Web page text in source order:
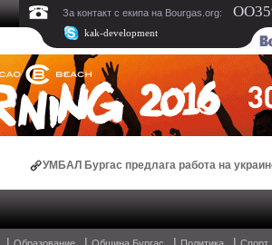
УМБАЛ Бургас предлага работа на украински
За контакт с екипа на Bourgas.org:
kak-development